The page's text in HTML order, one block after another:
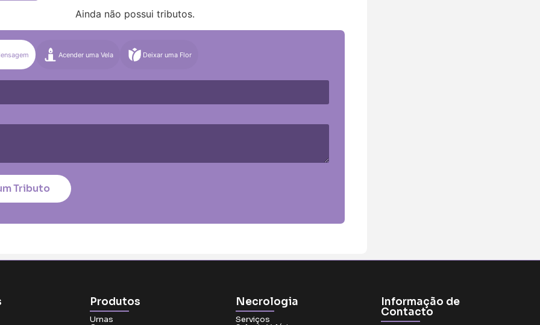
Ainda não possui tributos.
Acender uma Vela Deixar uma Flor
Tributo
Produtos
Urnas
Necrologia
Serviços
Informação de
Contacto
Grande (€115)
Média (€100)
Grande (€115)
Média (€100)
Grande (€115)